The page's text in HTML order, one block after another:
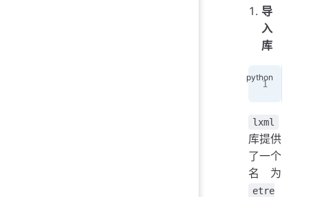
导
入
库
lxml
库提供
了一个
名为
etre